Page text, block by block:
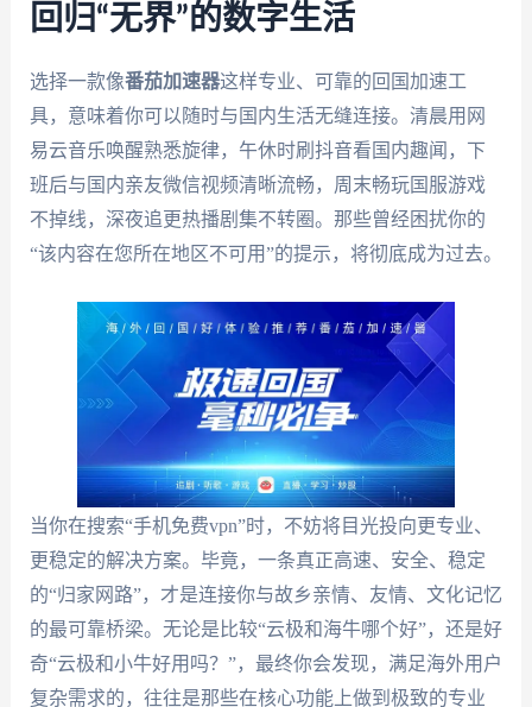
回归“无界”的数字生活
选择一款像番茄加速器这样专业、可靠的回国加速工
具，意味着你可以随时与国内生活无缝连接。清晨用网
易云音乐唤醒熟悉旋律，午休时刷抖音看国内趣闻，下
班后与国内亲友微信视频清晰流畅，周末畅玩国服游戏
不掉线，深夜追更热播剧集不转圈。那些曾经困扰你的
“该内容在您所在地区不可用”的提示，将彻底成为过去。
当你在搜索“手机免费vpn”时，不妨将目光投向更专业、
更稳定的解决方案。毕竟，一条真正高速、安全、稳定
的“归家网路”，才是连接你与故乡亲情、友情、文化记忆
的最可靠桥梁。无论是比较“云极和海牛哪个好”，还是好
奇“云极和小牛好用吗？”，最终你会发现，满足海外用户
复杂需求的，往往是那些在核心功能上做到极致的专业